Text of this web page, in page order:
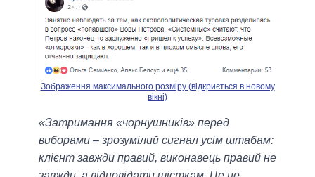
Зображення максимального розміру (відкриється в новому
вікні)
«Затримання «чорнушників» перед
виборами – зрозумілий сигнал усім штабам:
клієнт завжди правий, виконавець правий не